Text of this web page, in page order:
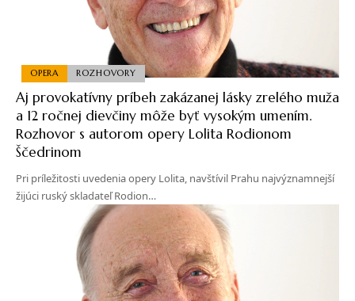
OPERA ROZHOVORY
Aj provokatívny príbeh zakázanej lásky zrelého muža
a 12 ročnej dievčiny môže byť vysokým umením.
Rozhovor s autorom opery Lolita Rodionom
Ščedrinom
Pri príležitosti uvedenia opery Lolita, navštívil Prahu najvýznamnejší
žijúci ruský skladateľ Rodion…